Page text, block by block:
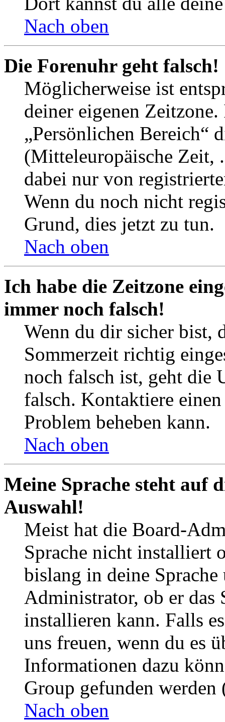
Nach oben
Die Forenuhr geht falsch!
Möglicherweise ist
deiner eigenen
„Persönlichen Bereich“
(Mitteleuropäische Zeit,
dabei nur von
Wenn du noch nicht
Grund, dies jetzt zu tun.
Nach oben
Ich habe die Zeitzone
immer noch falsch!
Wenn du dir sicher bist,
Sommerzeit richtig
noch falsch ist, geht die
falsch. Kontaktiere
Problem beheben kann.
Nach oben
Meine Sprache steht auf
Auswahl!
Meist hat die Board-
Sprache nicht installiert
bislang in deine
Administrator, ob er das
installieren kann. Falls
uns freuen, wenn du es
Informationen dazu
Group gefunden
Nach oben